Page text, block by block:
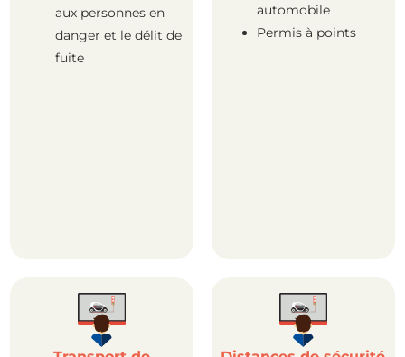
aux personnes en
danger et le délit de
fuite
automobile
Permis à points